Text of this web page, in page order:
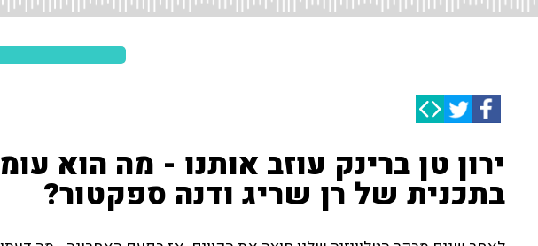
ירון טן ברינק עוזב אותנו - מה הוא
בתכנית של רן שריג ודנה ספקטור?